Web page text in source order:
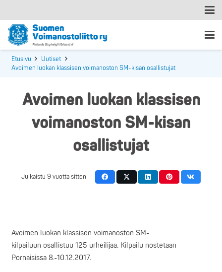
Etusivu
Uutiset
Avoimen luokan klassisen voimanoston SM-kisan osallistujat
Avoimen luokan klassisen
voimanoston SM-kisan
osallistujat
Julkaistu 9 vuotta sitten
Avoimen luokan klassisen voimanoston SM-
kilpailuun osallistuu 125 urheilijaa. Kilpailu nostetaan
Pornaisissa 8.-10.12.2017.